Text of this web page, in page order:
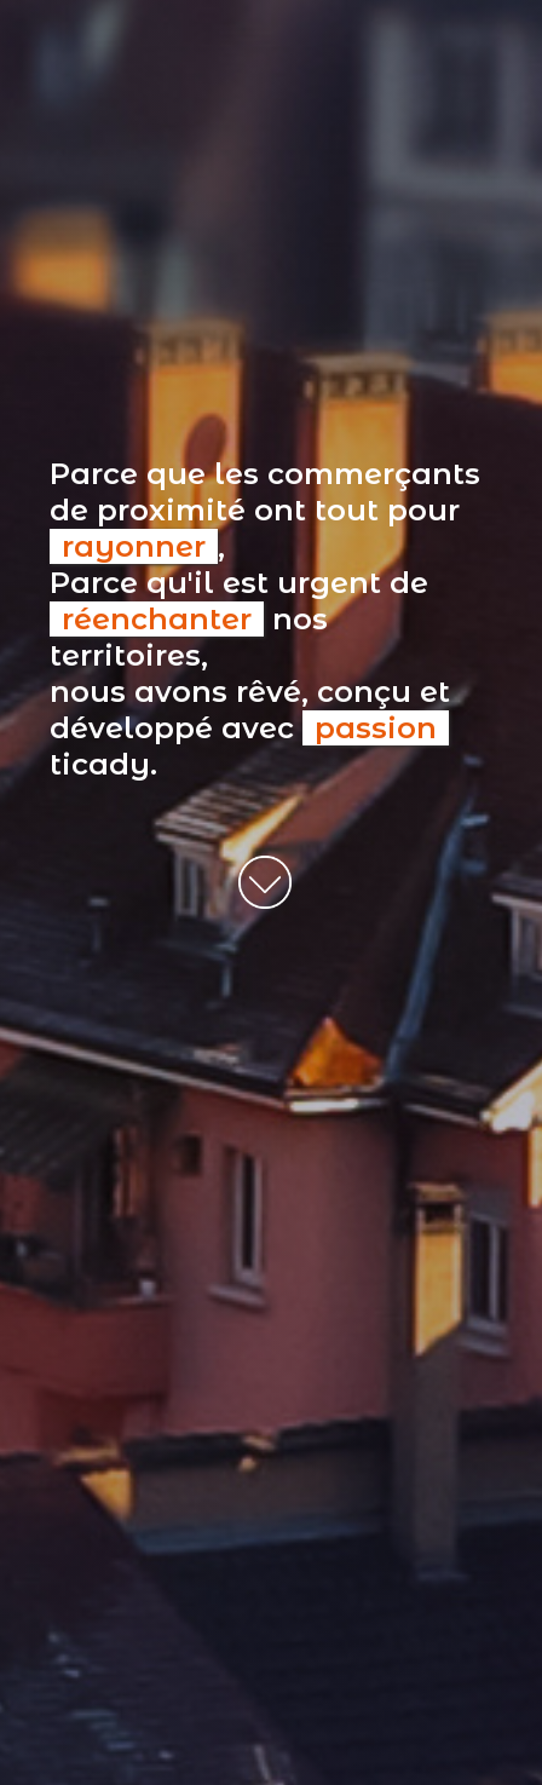
Parce que les commerçants
de proximité ont tout pour
rayonner ,
Parce qu'il est urgent de
réenchanter
nos
territoires,
nous avons rêvé, conçu et
développé avec passion
ticady.